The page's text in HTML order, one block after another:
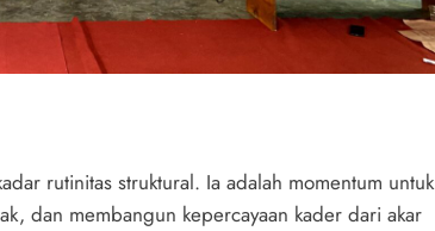
rutinitas struktural. Ia adalah momentum untuk
dan membangun kepercayaan kader dari akar